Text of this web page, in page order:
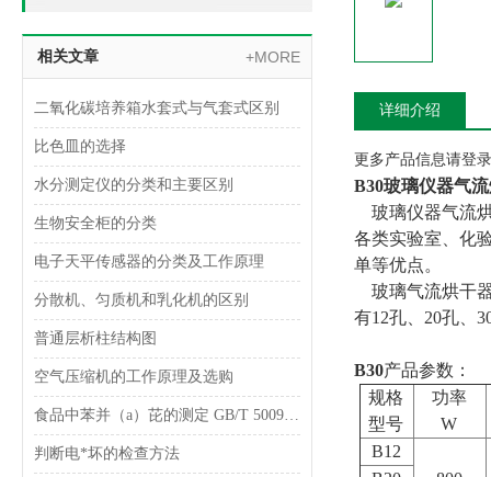
相关文章 +MORE
二氧化碳培养箱水套式与气套式区别
比色皿的选择
水分测定仪的分类和主要区别
生物安全柜的分类
电子天平传感器的分类及工作原理
分散机、匀质机和乳化机的区别
普通层析柱结构图
空气压缩机的工作原理及选购
食品中苯并（a）芘的测定 GB/T 5009.27-2003
判断电*坏的检查方法
详细介绍
更多产品信息请登
B30玻璃仪器气
玻璃仪器气流
各类实验室、化
单等优点。
玻璃气流烘干
有12孔、20孔、
B30产品参数：
规格
型号
功率
W
B12